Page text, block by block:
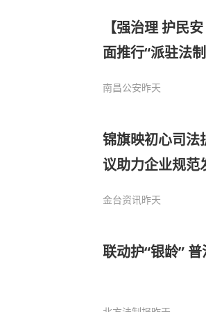
【强治理 护民
面推行“派驻法
南昌公安昨天
锦旗映初心司
议助力企业规范
金台资讯昨天
联动护“银龄”